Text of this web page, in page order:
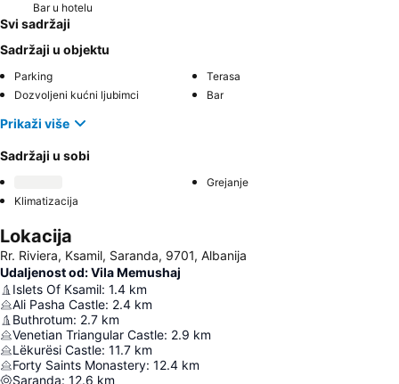
Bar u hotelu
Svi sadržaji
Sadržaji u objektu
Parking
Terasa
Dozvoljeni kućni ljubimci
Bar
Prikaži više
Sadržaji u sobi
Grejanje
Klimatizacija
Lokacija
Rr. Riviera, Ksamil, Saranda, 9701, Albanija
Udaljenost od: Vila Memushaj
Islets Of Ksamil: 1.4 km
Ali Pasha Castle: 2.4 km
Buthrotum: 2.7 km
Venetian Triangular Castle: 2.9 km
Lëkurësi Castle: 11.7 km
Forty Saints Monastery: 12.4 km
Saranda: 12.6 km